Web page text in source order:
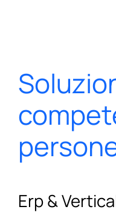
Erp &